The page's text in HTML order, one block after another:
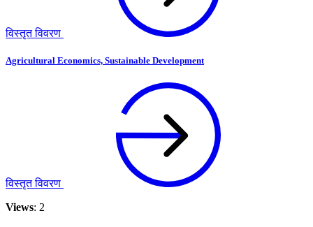
विस्तृत विवरण
Agricultural Economics, Sustainable Development
विस्तृत विवरण
Views: 2